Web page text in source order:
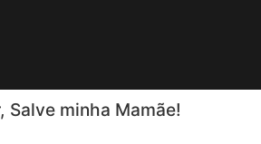
Salve minha Mamãe!